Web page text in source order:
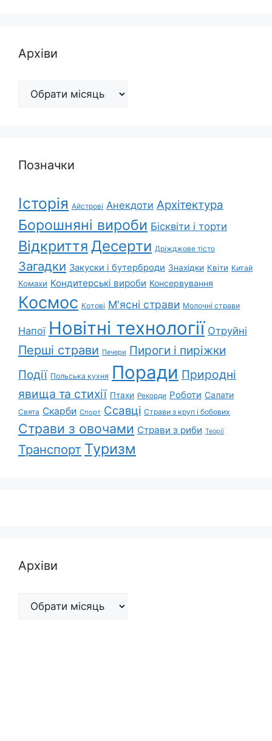
Архіви
Архіви
Позначки
Історія Айстрові Анекдоти Архітектура
Борошняні вироби Бісквіти і торти
Відкриття Десерти Дріжджове тісто
Загадки Закуски і бутерброди Знахідки Квіти Китай
Комахи Кондитерські вироби Консервування
Космос Котові М'ясні страви Молочні страви
Напої Новітні технології Отруйні
Перші страви Печери Пироги і пиріжки
Події Польська кухня Поради Природні
явища та стихії Птахи Рекорди Роботи Салати
Свята Скарби Спорт Ссавці Страви з круп і бобових
Страви з овочами Страви з риби Теорії
Транспорт Туризм
Архіви
Архіви